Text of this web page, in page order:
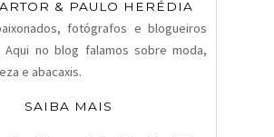
& PAULO HERÉDIA
fotógrafos e blogueiros
Aqui no blog falamos sobre moda,
e abacaxis.
SAIBA MAIS